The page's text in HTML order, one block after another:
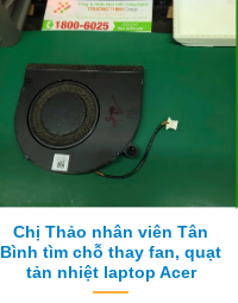
Chị Thảo nhân viên Tân
Bình tìm chỗ thay fan, quạt
tản nhiệt laptop Acer